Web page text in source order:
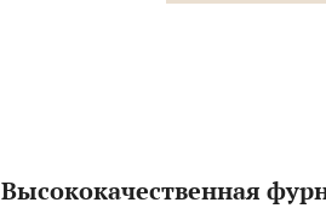
Высококачественная